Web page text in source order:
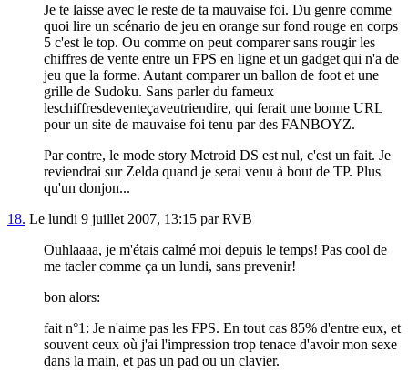
Je te laisse avec le reste de ta mauvaise foi. Du genre comme
quoi lire un scénario de jeu en orange sur fond rouge en corps
5 c'est le top. Ou comme on peut comparer sans rougir les
chiffres de vente entre un FPS en ligne et un gadget qui n'a de
jeu que la forme. Autant comparer un ballon de foot et une
grille de Sudoku. Sans parler du fameux
leschiffresdeventeçaveutriendire, qui ferait une bonne URL
pour un site de mauvaise foi tenu par des FANBOYZ.
Par contre, le mode story Metroid DS est nul, c'est un fait. Je
reviendrai sur Zelda quand je serai venu à bout de TP. Plus
qu'un donjon...
18. Le lundi 9 juillet 2007, 13:15 par RVB
Ouhlaaaa, je m'étais calmé moi depuis le temps! Pas cool de
me tacler comme ça un lundi, sans prevenir!
bon alors:
fait n°1: Je n'aime pas les FPS. En tout cas 85% d'entre eux, et
souvent ceux où j'ai l'impression trop tenace d'avoir mon sexe
dans la main, et pas un pad ou un clavier.